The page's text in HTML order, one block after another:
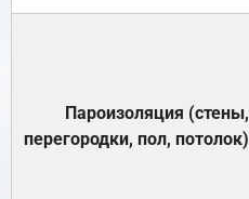
Пароизоляция (стены,
перегородки, пол, потолок)